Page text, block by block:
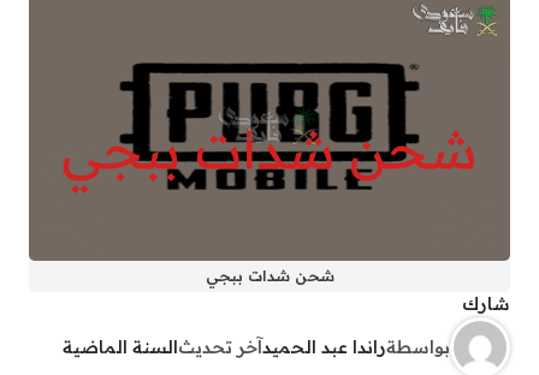
شحن شدات ببجي
شارك
بواسطةراندا عبد الحميدآخر تحديثالسنة الماضية